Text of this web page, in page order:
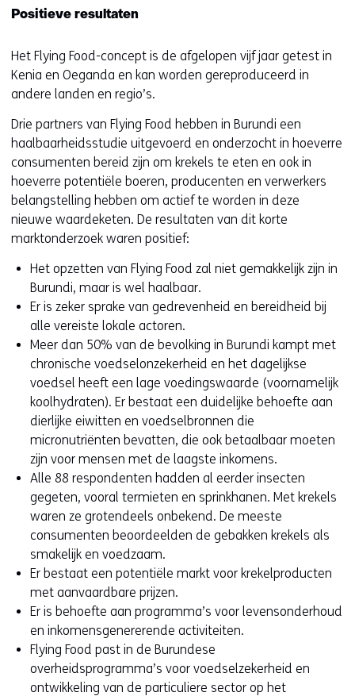
Positieve resultaten
Het Flying Food-concept is de afgelopen vijf jaar getest in
Kenia en Oeganda en kan worden gereproduceerd in
andere landen en regio’s.
Drie partners van Flying Food hebben in Burundi een
haalbaarheidsstudie uitgevoerd en onderzocht in hoeverre
consumenten bereid zijn om krekels te eten en ook in
hoeverre potentiële boeren, producenten en verwerkers
belangstelling hebben om actief te worden in deze
nieuwe waardeketen. De resultaten van dit korte
marktonderzoek waren positief:
Het opzetten van Flying Food zal niet gemakkelijk zijn in
Burundi, maar is wel haalbaar.
Er is zeker sprake van gedrevenheid en bereidheid bij
alle vereiste lokale actoren.
Meer dan 50% van de bevolking in Burundi kampt met
chronische voedselonzekerheid en het dagelijkse
voedsel heeft een lage voedingswaarde (voornamelijk
koolhydraten). Er bestaat een duidelijke behoefte aan
dierlijke eiwitten en voedselbronnen die
micronutriënten bevatten, die ook betaalbaar moeten
zijn voor mensen met de laagste inkomens.
Alle 88 respondenten hadden al eerder insecten
gegeten, vooral termieten en sprinkhanen. Met krekels
waren ze grotendeels onbekend. De meeste
consumenten beoordeelden de gebakken krekels als
smakelijk en voedzaam.
Er bestaat een potentiële markt voor krekelproducten
met aanvaardbare prijzen.
Er is behoefte aan programma’s voor levensonderhoud
en inkomensgenererende activiteiten.
Flying Food past in de Burundese
overheidsprogramma’s voor voedselzekerheid en
ontwikkeling van de particuliere sector op het